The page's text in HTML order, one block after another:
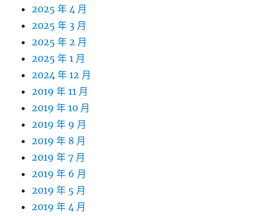
2025 年 4 月
2025 年 3 月
2025 年 2 月
2025 年 1 月
2024 年 12 月
2019 年 11 月
2019 年 10 月
2019 年 9 月
2019 年 8 月
2019 年 7 月
2019 年 6 月
2019 年 5 月
2019 年 4 月